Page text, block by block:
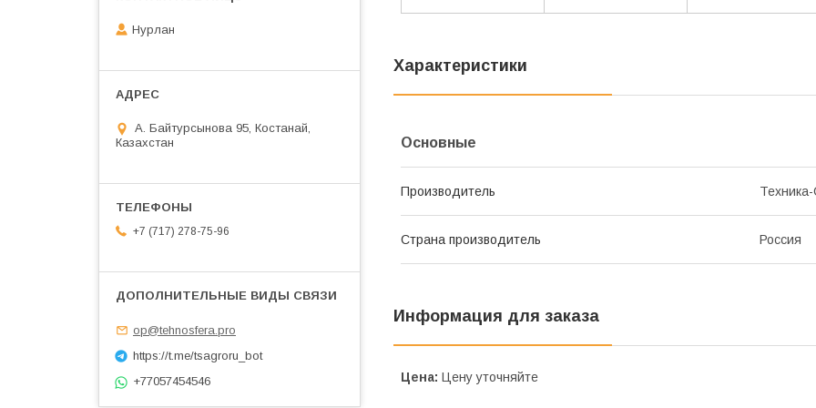
Характеристики
Основные
Производитель
Страна производитель Россия
Информация для заказа
Цена: Цену уточняйте
Нурлан
А. Байтурсынова 95, Костанай,
Казахстан
+7 (717) 278-75-96
op@tehnosfera.pro
https://t.me/tsagroru_bot
+77057454546